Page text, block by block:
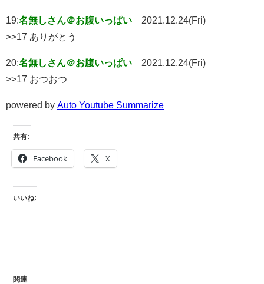
19:名無しさん＠お腹いっぱい
2021.12.24(Fri)
>>17 ありがとう
20:名無しさん＠お腹いっぱい
2021.12.24(Fri)
>>17 おつおつ
powered by Auto Youtube Summarize
共有:
Facebook X
いいね:
関連